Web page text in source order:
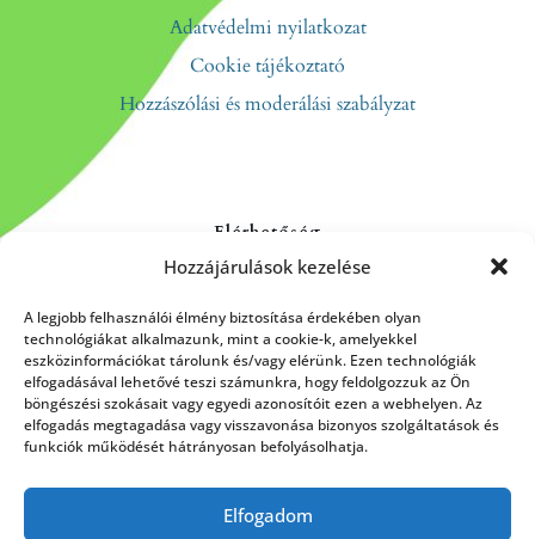
Hozzájárulások kezelése
A legjobb felhasználói élmény biztosítása érdekében olyan
technológiákat alkalmazunk, mint a cookie-k, amelyekkel
eszközinformációkat tárolunk és/vagy elérünk. Ezen technológiák
elfogadásával lehetővé teszi számunkra, hogy feldolgozzuk az Ön
böngészési szokásait vagy egyedi azonosítóit ezen a webhelyen. Az
elfogadás megtagadása vagy visszavonása bizonyos szolgáltatások és
funkciók működését hátrányosan befolyásolhatja.
Elfogadom
Adatvédelmi nyilatkozat
Cookie tájékoztató
Hozzászólási és moderálási szabályzat
Elérhetőség
Kapcsolat
Rólunk
HÍRLEVÉL FELIRATKOZÁS